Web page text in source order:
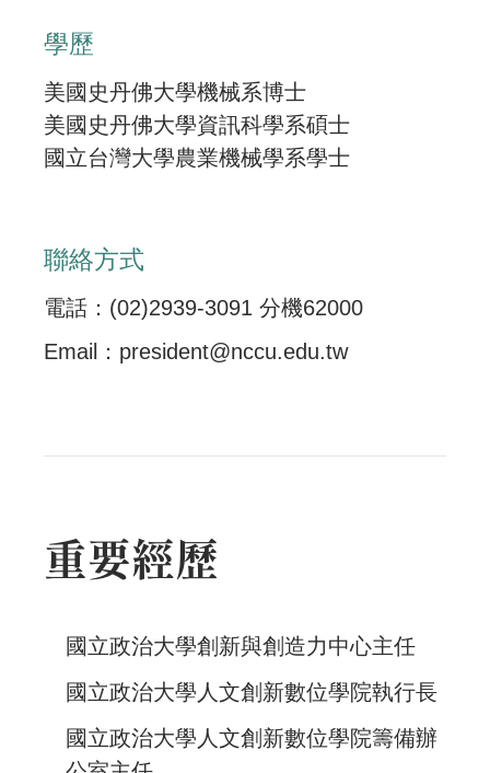
學歷
美國史丹佛大學機械系博士
美國史丹佛大學資訊科學系碩士
國立台灣大學農業機械學系學士
聯絡方式
電話：(02)2939-3091 分機62000
Email： president@nccu.edu.tw
重要經歷
國立政治大學創新與創造力中心主任
國立政治大學人文創新數位學院執行長
國立政治大學人文創新數位學院籌備辦